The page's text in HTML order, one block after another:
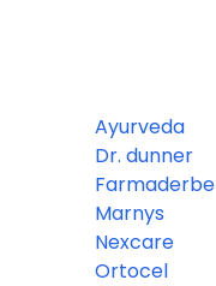
Ayurveda
Dr. dunner
Farmaderbe
Marnys
Nexcare
Ortocel